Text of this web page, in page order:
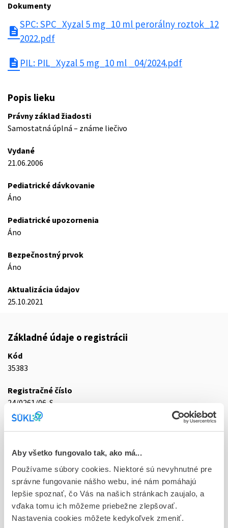
Aby všetko fungovalo tak, ako má...
Používame súbory cookies. Niektoré sú nevyhnutné pre
správne fungovanie nášho webu, iné nám pomáhajú
lepšie spoznať, čo Vás na našich stránkach zaujalo, a
vďaka tomu ich môžeme priebežne zlepšovať.
Nastavenia cookies môžete kedykoľvek zmeniť.
Dokumenty
description
SPC: SPC_Xyzal 5 mg_10 ml perorálny roztok_12
2022.pdf
description PIL: PIL_Xyzal 5 mg_10 ml _04/2024.pdf
Popis lieku
Právny základ žiadosti
Samostatná úplná – známe liečivo
Vydané
21.06.2006
Pediatrické dávkovanie
Áno
Pediatrické upozornenia
Áno
Bezpečnostný prvok
Áno
Aktualizácia údajov
25.10.2021
Základné údaje o registrácii
Kód
35383
Registračné číslo
24/0261/06-S
Stav
D - Registrácia bez obmedzenia platnosti
Typ registračnej procedúry
Vzájomné uznávanie (mutual recognition proc.)